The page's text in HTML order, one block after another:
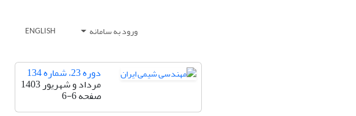
ورود به سامانه ENGLISH
دوره 23، شماره 134
مرداد و شهریور 1403
صفحه6-6